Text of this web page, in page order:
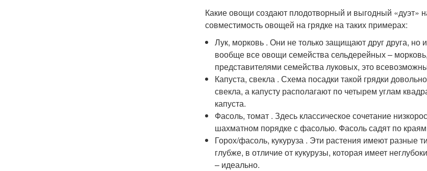
Какие овощи создают плодотворный и выгодный «дуэт»
совместимость овощей на грядке на таких примерах:
Лук, морковь . Они не только защищают друг друга, но
вообще все овощи семейства сельдерейных –
представителями семейства луковых, это
Капуста, свекла . Схема посадки такой грядки
свекла, а капусту располагают по четырем углам
капуста.
Фасоль, томат . Здесь классическое сочетание
шахматном порядке с фасолью. Фасоль садят по краям
Горох/фасоль, кукуруза . Эти растения имеют разные
глубже, в отличие от кукурузы, которая имеет
– идеально.